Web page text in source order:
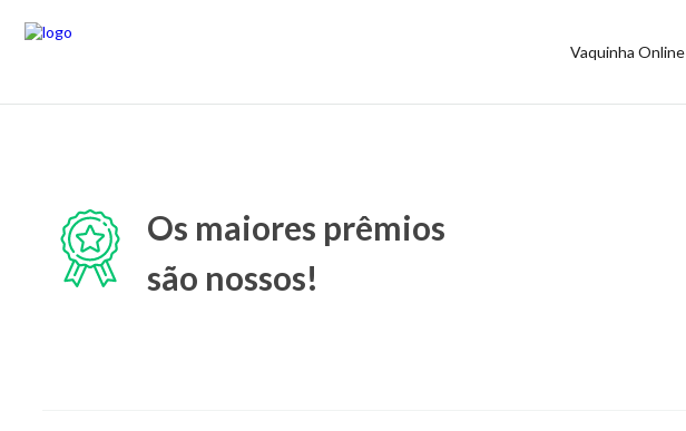
Vaquinha Online
Os maiores prêmios
são nossos!